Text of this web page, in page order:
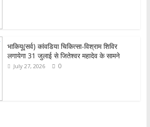
भाकियू(सर्व) कांवडिया चिकित्सा-विश्राम शिविर
लगायेगा 31 जुलाई से जितेश्वर महादेव के सामने
July 27, 2026 0